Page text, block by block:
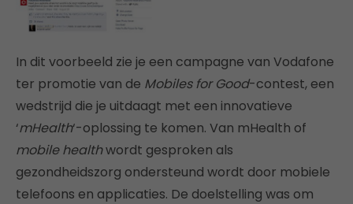
In dit voorbeeld zie je een campagne van Vodafone
ter promotie van de Mobiles for Good-contest, een
wedstrijd die je uitdaagt met een innovatieve
‘mHealth‘-oplossing te komen. Van mHealth of
mobile healthwordt gesproken als
gezondheidszorg ondersteund wordt door mobiele
telefoons en applicaties. De doelstelling was om